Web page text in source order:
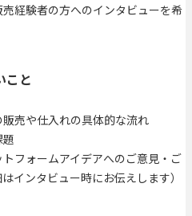
経験者の方へのインタビューを希
こと
販売や仕入れの具体的な流れ
題
トフォームアイデアへのご意見・ご
インタビュー時にお伝えします）